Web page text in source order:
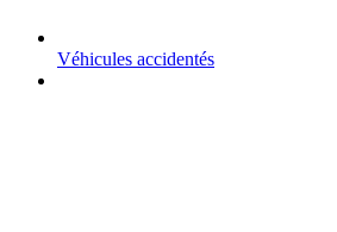
Véhicules accidentés